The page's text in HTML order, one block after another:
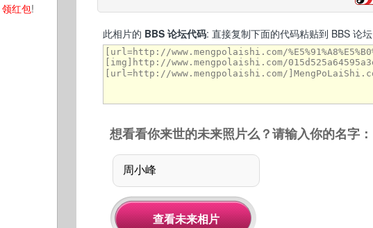
领红包!
此相片的 BBS 论坛代码: 直接复制下面的代码粘贴到 BBS 论坛
想看看你来世的未来照片么？请输入你的名字：